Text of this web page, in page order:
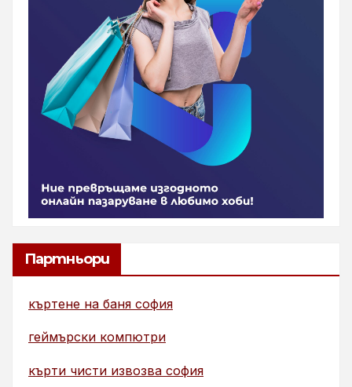
Партньори
къртене на баня софия
геймърски компютри
кърти чисти извозва софия